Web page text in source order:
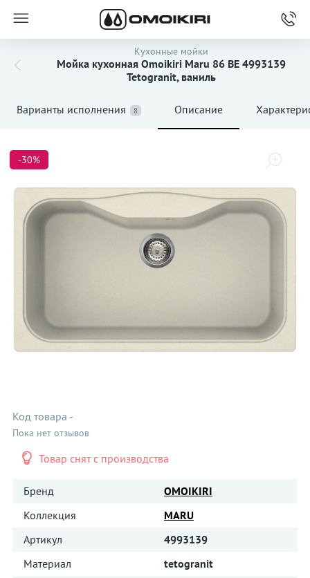
Кухонные мойки
Мойка кухонная Omoikiri Maru 86 BE 4993139
Tetogranit, ваниль
Варианты исполнения 8 Описание
-30%
Код товара -
Пока нет отзывов
Товар снят с производства
Бренд
OMOIKIRI
Коллекция
MARU
Артикул
4993139
Материал
tetogranit